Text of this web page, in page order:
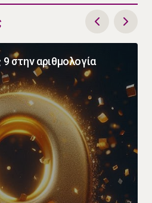
στην αριθμολογία